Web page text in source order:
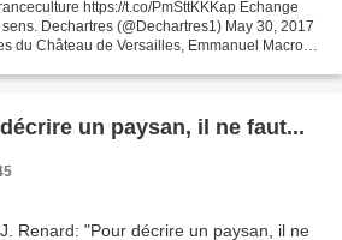
https://t.co/PmSttKKKap Echange
Dechartres (@Dechartres1) May 30, 2017
du Château de Versailles, Emmanuel Macron
un paysan, il ne faut...